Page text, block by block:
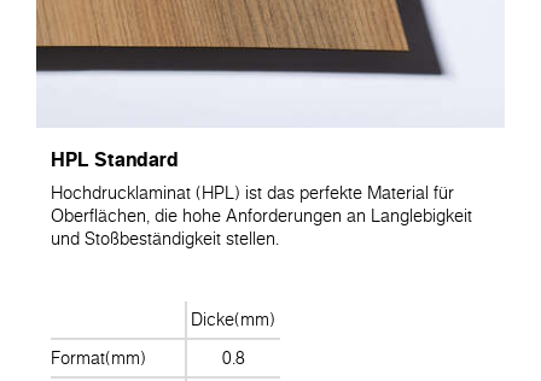
HPL Standard
Hochdrucklaminat (HPL) ist das perfekte Material für
Oberflächen, die hohe Anforderungen an Langlebigkeit
und Stoßbeständigkeit stellen.
Dicke(mm)
Format(mm)
0.8